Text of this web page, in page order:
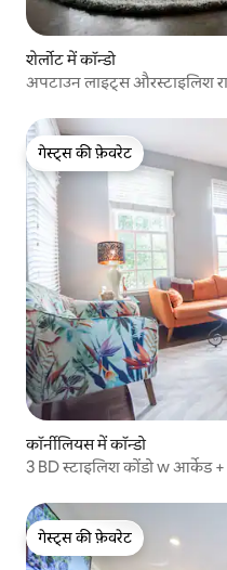
शेर्लोट में कॉन्डो
अपटाउन लाइट्स औरस्टाइलिश
गेस्ट्स की फ़ेवरेट
गेस्ट्स की फ़ेवरेट
कॉर्नीलियस में कॉन्डो
3 BD स्टाइलिश कोंडो w आर्केड
गेस्ट्स की फ़ेवरेट
गेस्ट्स की फ़ेवरेट